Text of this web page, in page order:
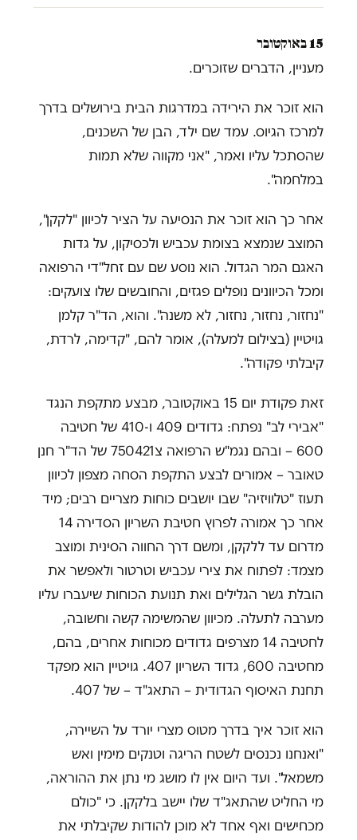
15 באוקטובר
מעניין, הדברים שזוכרים.
הוא זוכר את הירידה במדרגות הבית בירושלים בדרך
למרכז הגיוס. עמד שם ילד, הבן של השכנים,
שהסתכל עליו ואמר, "אני מקווה שלא תמות
במלחמה".
אחר כך הוא זוכר את הנסיעה על הציר לכיוון "לקקן",
המוצב שנמצא בצומת עכביש ולכסיקון, על גדות
האגם המר הגדול. הוא נוסע שם עם זחל"די הרפואה
ומכל הכיוונים נופלים פגזים, והחובשים שלו צועקים:
"נחזור, נחזור, נחזור, לא משנה". והוא, הד"ר קלמן
גויטיין (בצילום למעלה), אומר להם, "קדימה, לרדת,
קיבלתי פקודה".
זאת פקודת יום 15 באוקטובר, מבצע מתקפת הנגד
"אבירי לב" נפתח: גדודים 409 ו-410 של חטיבה
600 – ובהם נגמ"ש הרפואה צ750421 של הד"ר חנן
טאובר – אמורים לבצע התקפת הסחה מצפון לכיוון
תעוז "טלוויזיה" שבו יושבים כוחות מצריים רבים; מיד
אחר כך אמורה לפרוץ חטיבת השריון הסדירה 14
מדרום עד ללקקן, ומשם דרך החווה הסינית ומוצב
מצמד: לפתוח את צירי עכביש וטרטור ולאפשר את
הובלת גשר הגלילים ואת תנועת הכוחות שיעברו עליו
מערבה לתעלה. מכיוון שהמשימה קשה וחשובה,
לחטיבה 14 מצרפים גדודים מכוחות אחרים, בהם,
מחטיבה 600, גדוד השריון 407. גויטיין הוא מפקד
תחנת האיסוף הגדודית – התאג"ד – של 407.
הוא זוכר איך בדרך מטוס מצרי יורד על השיירה,
"ואנחנו נכנסים לשטח הריגה וטנקים מימין ואש
משמאל". ועד היום אין לו מושג מי נתן את ההוראה,
מי החליט שהתאג"ד שלו יישב בלקקן. כי "כולם
מכחישים ואף אחד לא מוכן להודות שקיבלתי את